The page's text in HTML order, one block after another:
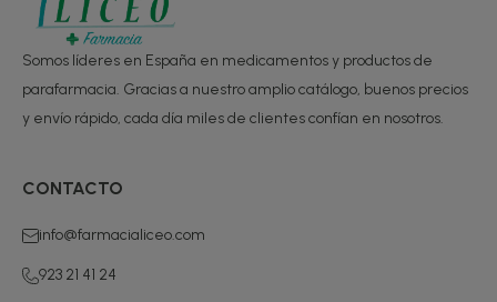
Somos líderes en España en medicamentos y productos de
parafarmacia. Gracias a nuestro amplio catálogo, buenos precios
y envío rápido, cada día miles de clientes confían en nosotros.
CONTACTO
info@farmacialiceo.com
923 21 41 24